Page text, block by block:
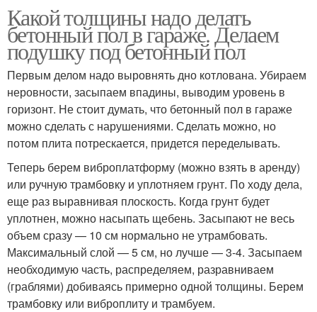
Какой толщины надо делать
бетонный пол в гараже. Делаем
подушку под бетонный пол
Первым делом надо выровнять дно котлована. Убираем
неровности, засыпаем впадины, выводим уровень в
горизонт. Не стоит думать, что бетонный пол в гараже
можно сделать с нарушениями. Сделать можно, но
потом плита потрескается, придется переделывать.
Теперь берем виброплатформу (можно взять в аренду)
или ручную трамбовку и уплотняем грунт. По ходу дела,
еще раз выравнивая плоскость. Когда грунт будет
уплотнен, можно насыпать щебень. Засыпают не весь
объем сразу — 10 см нормально не утрамбовать.
Максимальный слой — 5 см, но лучше — 3-4. Засыпаем
необходимую часть, распределяем, разравниваем
(граблями) добиваясь примерно одной толщины. Берем
трамбовку или виброплиту и трамбуем.